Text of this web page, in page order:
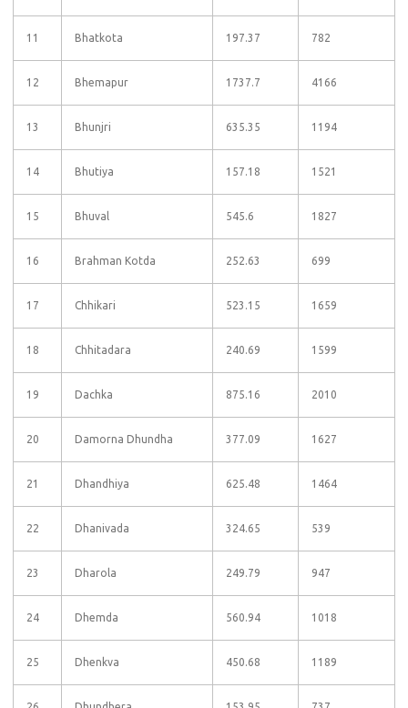
11 Bhatkota 197.37 782
12 Bhemapur 1737.7 4166
13 Bhunjri 635.35 1194
14 Bhutiya 157.18 1521
15 Bhuval 545.6 1827
16 Brahman Kotda 252.63 699
17 Chhikari 523.15 1659
18 Chhitadara 240.69 1599
19 Dachka 875.16 2010
20 Damorna Dhundha 377.09 1627
21 Dhandhiya 625.48 1464
22 Dhanivada 324.65 539
23 Dharola 249.79 947
24 Dhemda 560.94 1018
25 Dhenkva 450.68 1189